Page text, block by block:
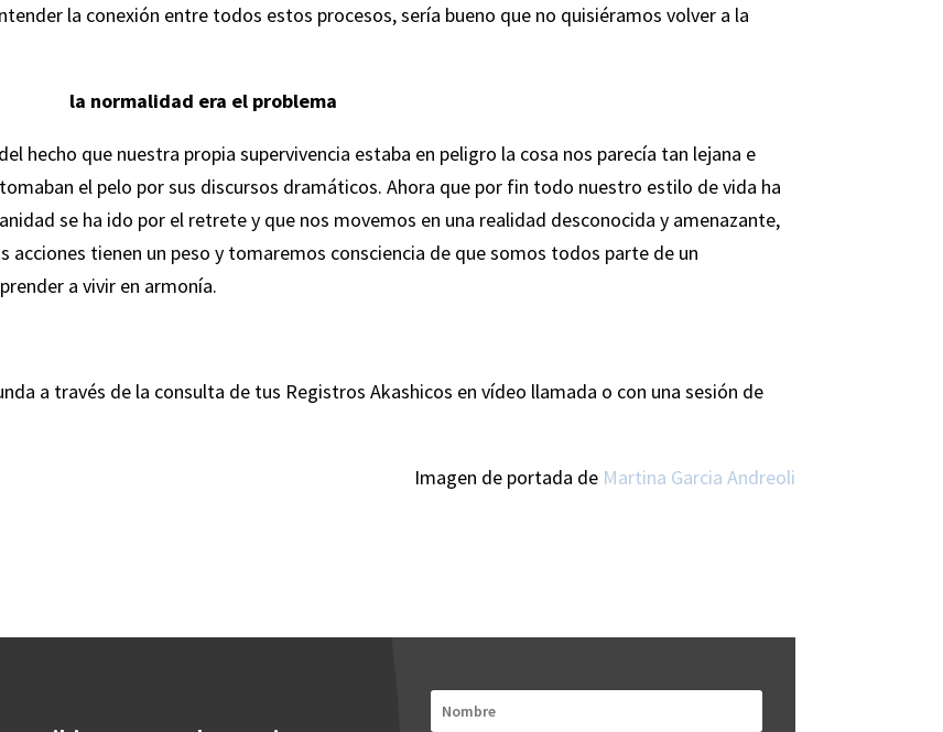
la conexión entre todos estos procesos, sería bueno que no quisiéramos volver a la
la normalidad era el problema
hecho que nuestra propia supervivencia estaba en peligro la cosa nos parecía tan lejana e
el pelo por sus discursos dramáticos. Ahora que por fin todo nuestro estilo de vida ha
se ha ido por el retrete y que nos movemos en una realidad desconocida y amenazante,
tienen un peso y tomaremos consciencia de que somos todos parte de un
a vivir en armonía.
a través de la consulta de tus Registros Akashicos en vídeo llamada o con una sesión de
Imagen de portada de Martina Garcia Andreoli